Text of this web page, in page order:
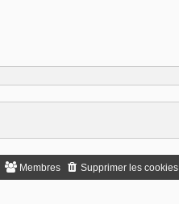
Supprimer les cookies
Membres